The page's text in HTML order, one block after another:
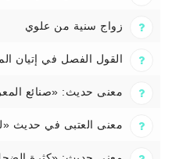
زواج سنية من علوي
القول الفصل في إتيان
معنى حديث: «صنائع
معنى العتبى في حديث